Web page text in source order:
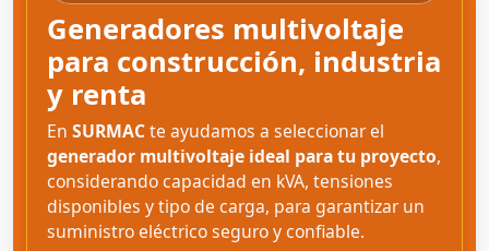
Generadores multivoltaje
para construcción, industria
y renta
En SURMACte ayudamos a seleccionar el
generador multivoltaje ideal para tu proyecto,
considerando capacidad en kVA, tensiones
disponibles y tipo de carga, para garantizar un
suministro eléctrico seguro y confiable.